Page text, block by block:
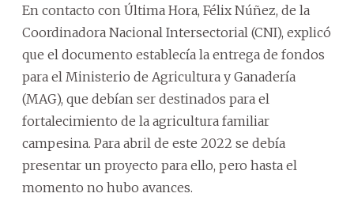
En contacto con Última Hora, Félix Núñez, de la
Coordinadora Nacional Intersectorial (CNI), explicó
que el documento establecía la entrega de fondos
para el Ministerio de Agricultura y Ganadería
(MAG), que debían ser destinados para el
fortalecimiento de la agricultura familiar
campesina. Para abril de este 2022 se debía
presentar un proyecto para ello, pero hasta el
momento no hubo avances.